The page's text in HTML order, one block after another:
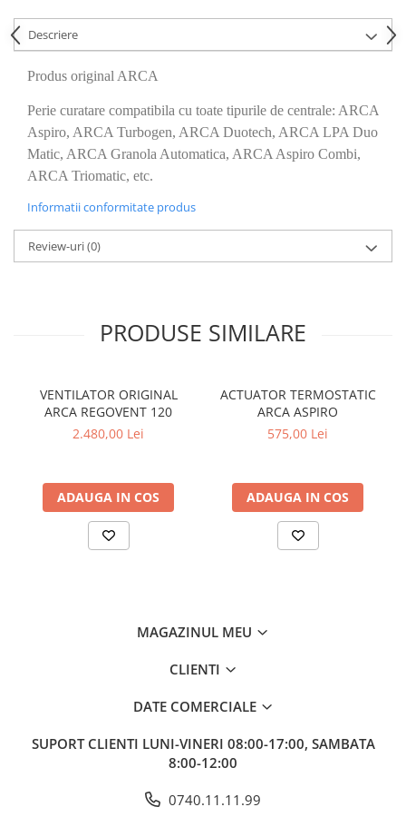
KIT AMESTEC
IZOLATIE
AUTOMATIZARI
SANITARE
VENTILATIE CU RECUPERARE DE
CALDURA
BOILERE CU POMPA DE CALDURA
Descriere
Produs original ARCA
Perie curatare compatibila cu toate tipurile de centrale: ARCA
Aspiro, ARCA Turbogen, ARCA Duotech, ARCA LPA Duo
Matic, ARCA Granola Automatica, ARCA Aspiro Combi,
ARCA Triomatic, etc.
Informatii conformitate produs
Review-uri(0)
PRODUSE SIMILARE
VENTILATOR ORIGINAL
ARCA REGOVENT 120
2.480,00 Lei
ADAUGA IN COS
ACTUATOR TERMOSTATIC
ARCA ASPIRO
575,00 Lei
ADAUGA IN COS
MAGAZINUL MEU
CLIENTI
DATE COMERCIALE
SUPORT CLIENTI LUNI-VINERI 08:00-17:00, SAMBATA
8:00-12:00
0740.11.11.99